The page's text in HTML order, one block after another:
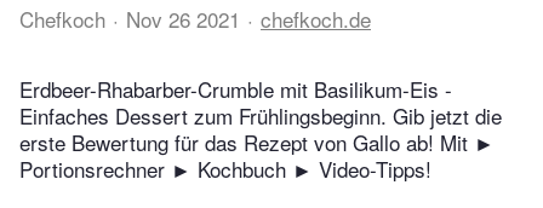
Chefkoch Nov 26 2021 chefkoch.de
Erdbeer-Rhabarber-Crumble mit Basilikum-Eis -
Einfaches Dessert zum Frühlingsbeginn. Gib jetzt die
erste Bewertung für das Rezept von Gallo ab! Mit ►
Portionsrechner ► Kochbuch ► Video-Tipps!